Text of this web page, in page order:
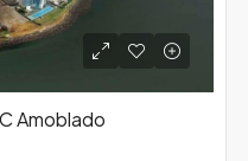
Amoblado